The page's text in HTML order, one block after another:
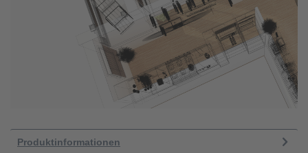
Produktinformationen